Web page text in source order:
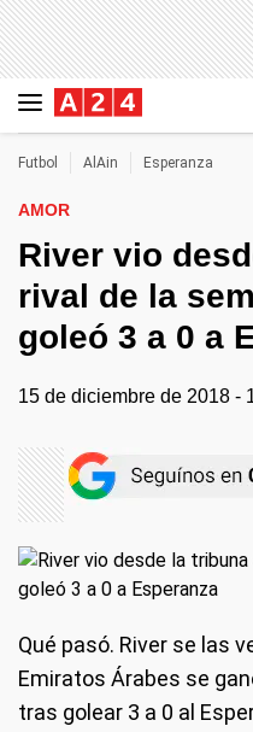
Futbol AlAin Esperanza
AMOR
River vio
rival de la
goleó 3 a 0 a
15 de diciembre de 2018 -
Qué pasó. River se las
Emiratos Árabes se
tras golear 3 a 0 al